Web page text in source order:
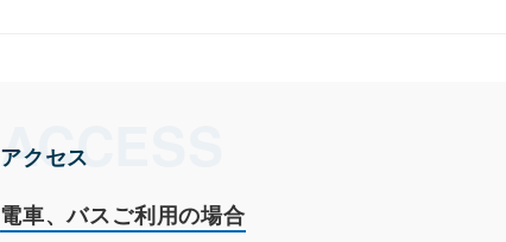
アクセス
電車、バスご利用の場合